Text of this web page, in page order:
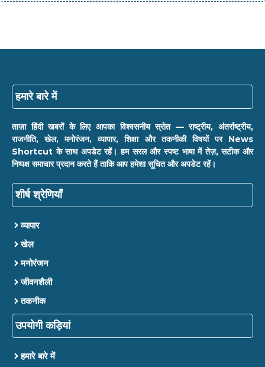
हमारे बारे में
ताज़ा हिंदी खबरों के लिए आपका विश्वसनीय स्रोत — राष्ट्रीय, अंतर्राष्ट्रीय,
राजनीति, खेल, मनोरंजन, व्यापार, शिक्षा और तकनीकी विषयों पर News
Shortcut के साथ अपडेट रहें। हम सरल और स्पष्ट भाषा में तेज़, सटीक और
निष्पक्ष समाचार प्रदान करते हैं ताकि आप हमेशा सूचित और अपडेट रहें।
शीर्ष श्रेणियाँ
व्यापार
खेल
मनोरंजन
जीवनशैली
तकनीक
उपयोगी कड़ियां
हमारे बारे में